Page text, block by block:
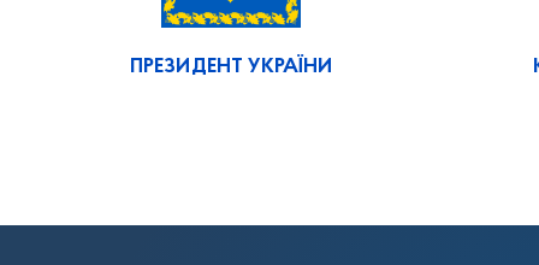
ПРЕЗИДЕНТ УКРАЇНИ